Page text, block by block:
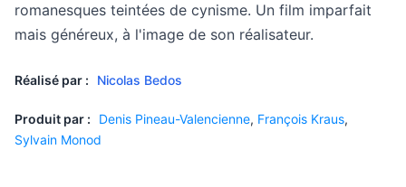
romanesques teintées de cynisme. Un film imparfait
mais généreux, à l'image de son réalisateur.
Réalisé par : Nicolas Bedos
Produit par : Denis Pineau-Valencienne, François Kraus,
Sylvain Monod